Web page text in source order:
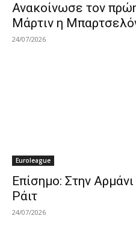
Ανακοίνωσε τον
Μάρτιν η
24/07/2026
Euroleague
Επίσημο: Στην
Ράιτ
24/07/2026